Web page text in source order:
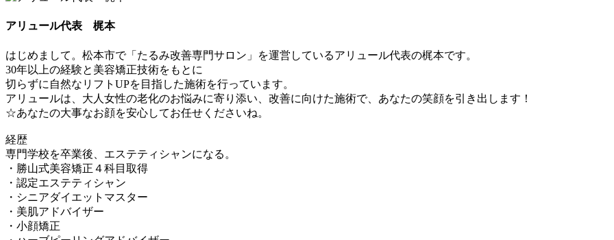
アリュール代表 梶本
はじめまして。松本市で「たるみ改善専門サロン」を運営しているアリュール代表の梶本です。
30年以上の経験と美容矯正技術をもとに
切らずに自然なリフトUPを目指した施術を行っています。
アリュールは、大人女性の老化のお悩みに寄り添い、改善に向けた施術で、あなたの笑顔を引き出します！
☆あなたの大事なお顔を安心してお任せくださいね。
経歴
専門学校を卒業後、エステティシャンになる。
・勝山式美容矯正４科目取得
・認定エステティシャン
・シニアダイエットマスター
・美肌アドバイザー
・小顔矯正